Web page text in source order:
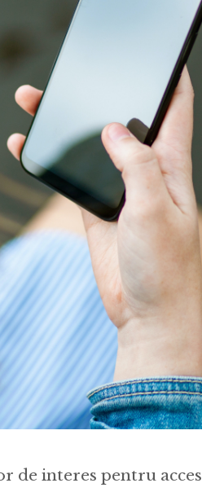
de interes pentru